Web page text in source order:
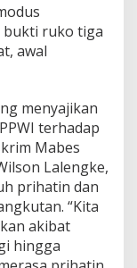
bukti ruko tiga
awal
menyajikan
terhadap
Mabes
Lalengke,
prihatin dan
“Kita
akibat
hingga